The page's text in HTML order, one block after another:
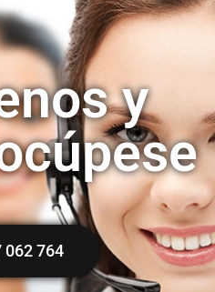
y
062 764